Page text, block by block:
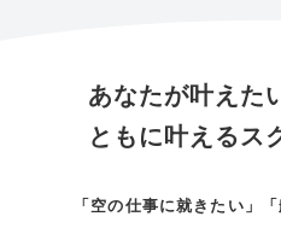
あなたが叶えた
ともに叶えるス
「空の仕事に就きたい」